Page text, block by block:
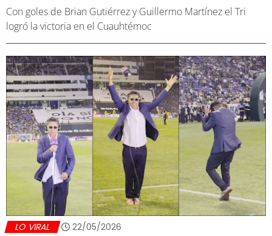
Con goles de Brian Gutiérrez y Guillermo Martínez el Tri
logró la victoria en el Cuauhtémoc
LO VIRAL 22/05/2026